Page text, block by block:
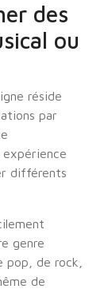
des
ou
réside
par
différents
genre
pop, de rock,
de